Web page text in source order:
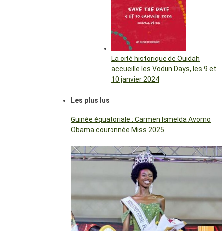
La cité historique de Ouidah
accueille les Vodun Days, les 9 et
10 janvier 2024
Les plus lus
Guinée équatoriale : Carmen Ismelda Avomo
Obama couronnée Miss 2025